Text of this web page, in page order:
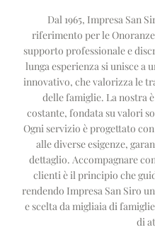
Dal 1965, Impresa San
riferimento per le
supporto professionale e
lunga esperienza si unisce a
innovativo, che valorizza le
delle famiglie. La nostra
costante, fondata su valori
Ogni servizio è progettato
alle diverse esigenze,
dettaglio. Accompagnare
clienti è il principio che
rendendo Impresa San Siro
e scelta da migliaia di
di